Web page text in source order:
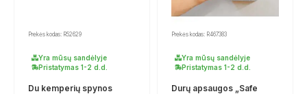
Prekės kodas: R52629
Yra mūsų sandėlyje
Pristatymas 1-2 d.d.
Du kemperių spynos
Prekės kodas: R467383
Yra mūsų sandėlyje
Pristatymas 1-2 d.d.
Durų apsaugos „Safe